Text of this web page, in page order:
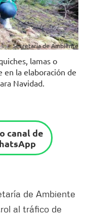
Secretaría de Ambiente
lamas o
la elaboración de
Navidad.
canal de
de Ambiente
al tráfico de